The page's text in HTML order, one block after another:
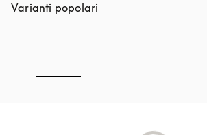
Varianti popolari